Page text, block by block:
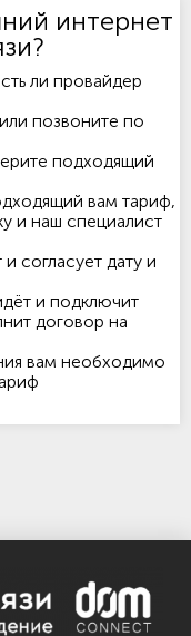
интернет
ли провайдер
позвоните по
подходящий
вам тариф,
и наш специалист
согласует дату и
и подключит
договор на
вам необходимо